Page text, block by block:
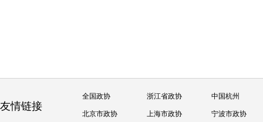
友情链接
全国政协 浙江省政协 中国杭州
北京市政协 上海市政协 宁波市政协